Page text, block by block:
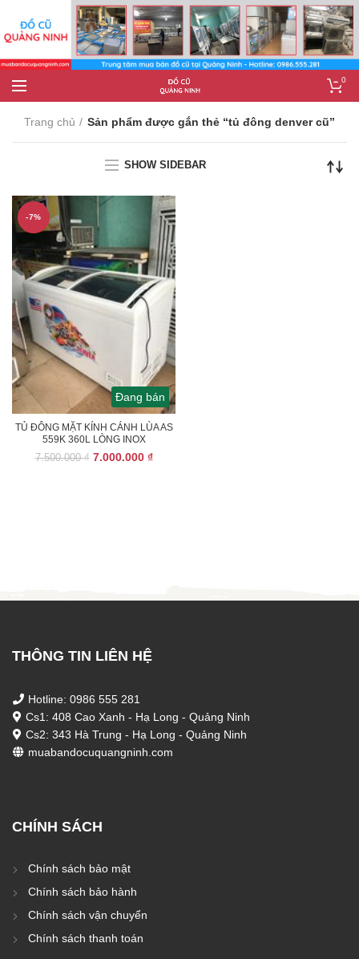
0
Trang chủ Sản phẩm được gắn thẻ “tủ đông denver cũ”
SHOW SIDEBAR
Đang bán
-7%
TỦ ĐÔNG MẶT KÍNH CÁNH LÙA AS
559K 360L LÒNG INOX
7.500.000₫ Giá
7.000.000 ₫Giá
THÔNG TIN LIÊN HỆ
Hotline: 0986 555 281
Cs1: 408 Cao Xanh - Hạ Long - Quảng Ninh
Cs2: 343 Hà Trung - Hạ Long - Quảng Ninh
muabandocuquangninh.com
CHÍNH SÁCH
Chính sách bảo mật
Chính sách bảo hành
Chính sách vận chuyển
Chính sách thanh toán